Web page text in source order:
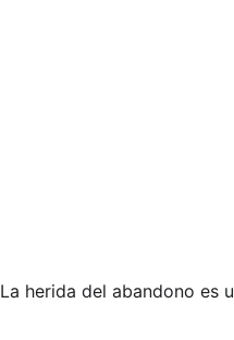
La herida del abandono es